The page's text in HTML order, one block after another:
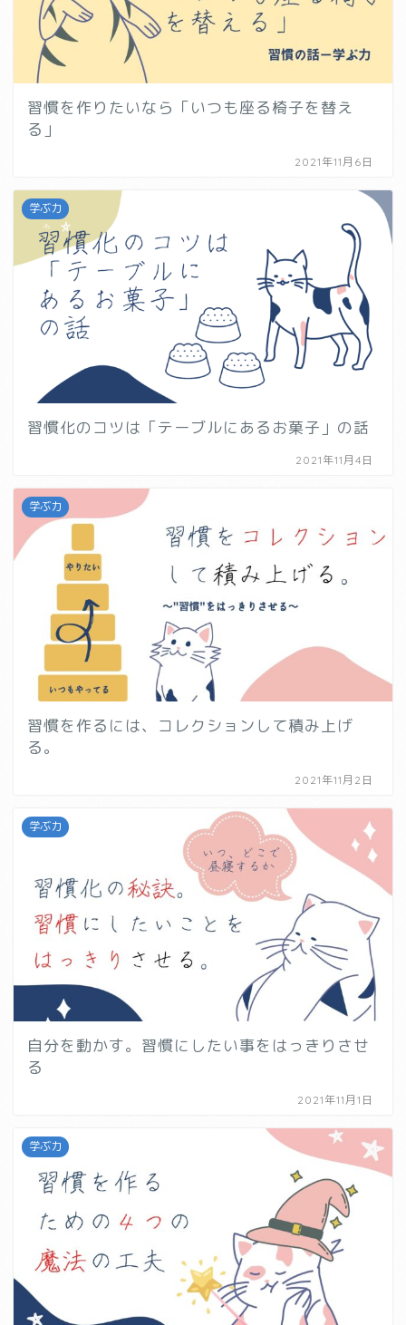
習慣を作りたいなら「いつも座る椅子を替え
る」
2021年11月6日
学ぶ力
習慣化のコツは「テーブルにあるお菓子」の話
2021年11月4日
学ぶ力
習慣を作るには、コレクションして積み上げ
る。
2021年11月2日
学ぶ力
自分を動かす。習慣にしたい事をはっきりさせ
る
2021年11月1日
学ぶ力